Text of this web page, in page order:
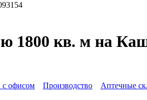
1800 кв. м на
офисом Производство Аптечные